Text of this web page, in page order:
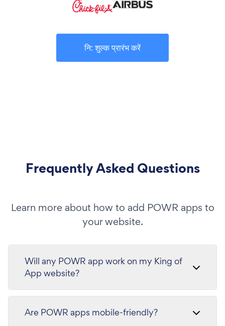
नि: शुल्क प्रारंभ करें
Frequently Asked Questions
Learn more about how to add POWR apps to
your website.
Will any POWR app work on my King of
App website?
Are POWR apps mobile-friendly?